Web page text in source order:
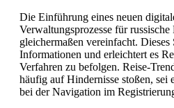
Die Einführung eines neuen
Verwaltungsprozesse für
gleichermaßen vereinfacht.
Informationen und erleichtert es
Verfahren zu befolgen. Reise-
häufig auf Hindernisse stoßen, sei
bei der Navigation im